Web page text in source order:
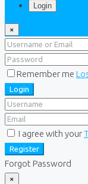
Login
×
Remember me
Login
I agree with your
Register
Forgot Password
×